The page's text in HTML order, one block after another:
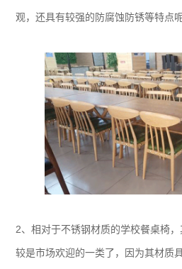
观，还具有较强的防腐蚀防锈等特点呢
2、相对于不锈钢材质的学校餐桌椅
较是市场欢迎的一类了，因为其材质